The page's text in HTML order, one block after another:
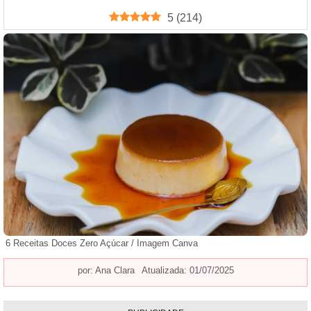
5 (214)
6 Receitas Doces Zero Açúcar / Imagem Canva
por: Ana Clara Atualizada: 01/07/2025